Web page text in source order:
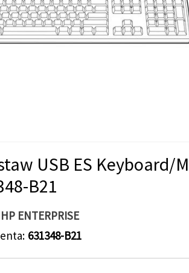
USB ES Keyboard/
B21
HP ENTERPRISE
631348-B21